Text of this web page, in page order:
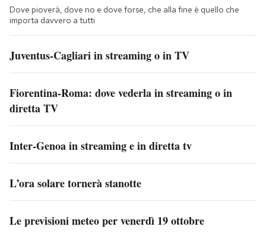
Dove pioverà, dove no e dove forse, che alla fine è quello che
importa davvero a tutti
Juventus-Cagliari in streaming o in TV
Fiorentina-Roma: dove vederla in streaming o in
diretta TV
Inter-Genoa in streaming e in diretta tv
L’ora solare tornerà stanotte
Le previsioni meteo per venerdì 19 ottobre